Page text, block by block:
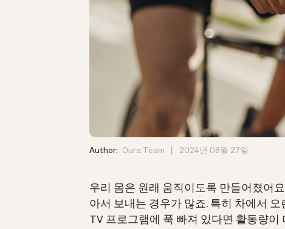
Author: Oura Team 2024년 08월 27일
우리 몸은 원래 움직이도록 만들어졌어
아서 보내는 경우가 많죠. 특히 차에서
TV 프로그램에 푹 빠져 있다면 활동량이